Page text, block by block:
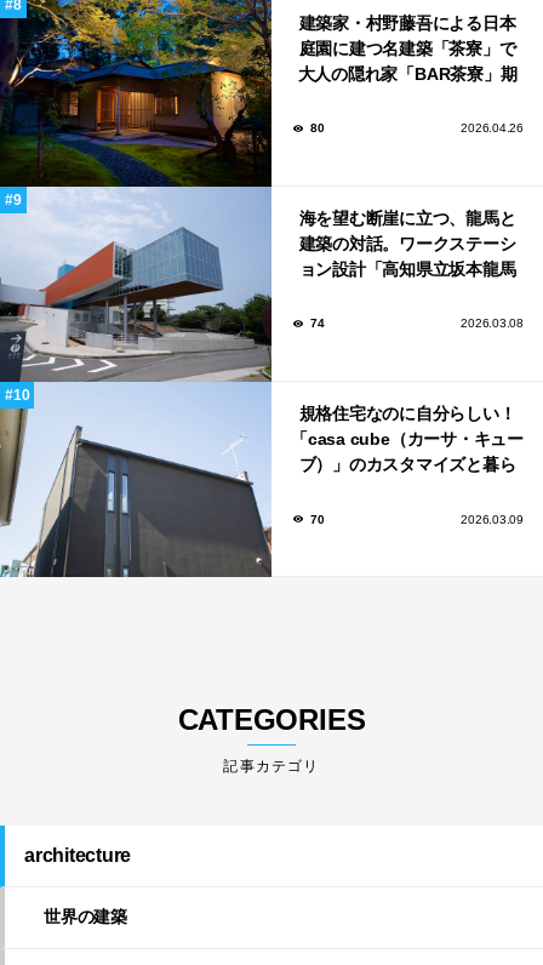
建築家・村野藤吾による日本
庭園に建つ名建築「茶寮」で
大人の隠れ家「BAR茶寮」期
80 2026.04.26
海を望む断崖に立つ、龍馬と
建築の対話。ワークステーシ
ョン設計「高知県立坂本龍馬
74 2026.03.08
規格住宅なのに自分らしい！
「casa cube（カーサ・キュー
ブ）」のカスタマイズと暮ら
70 2026.03.09
CATEGORIES
architecture
世界の建築